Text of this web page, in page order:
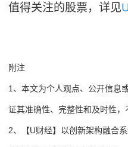
值得关注的股票，详见
附注
1、本文为个人观点、公开信息
证其准确性、完整性和及时性，
2、【U财经】以创新架构融合